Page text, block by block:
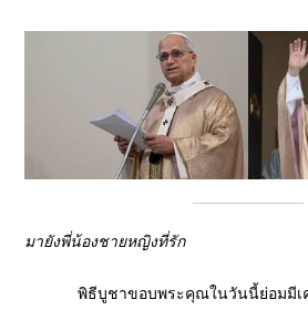
มายังพี่น้องชายหญิงที่รัก
พิธีบูชาขอบพระคุณในวันนี้ย่อมมีเค